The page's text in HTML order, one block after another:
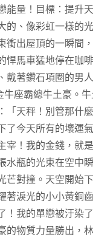
能量！目標：提升
的、像彩虹一樣的
衝出屋頂的一瞬間
悍馬車猛地停在咖
戴著鑽石項圈的男
座霸總牛土豪。
「天秤！別管那什
了今天所有的壞運
宰！我的金錢，就
水瓶的光束在空中
芒對撞。天空開始
著淚光的小小黃銅
！我的單戀被汙染
的物質力量勝出，